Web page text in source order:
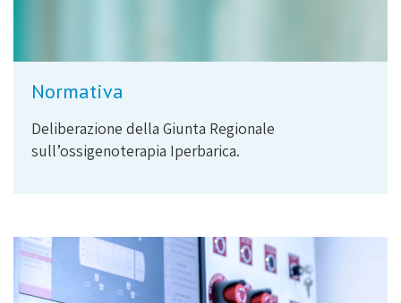
Normativa
Deliberazione della Giunta Regionale
sull’ossigenoterapia Iperbarica.